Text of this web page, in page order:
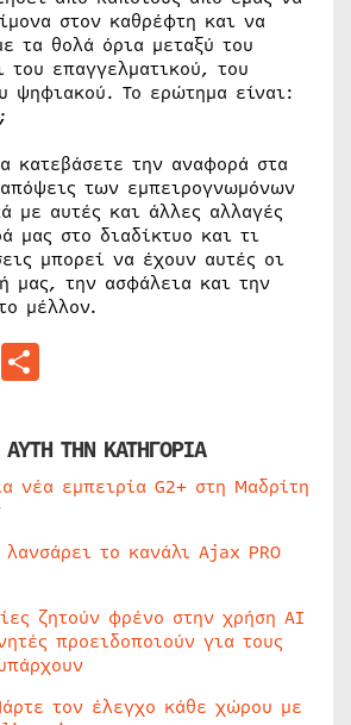
στον καθρέφτη και να
τα θολά όρια μεταξύ του
του επαγγελματικού, του
ψηφιακού. Το ερώτημα είναι:
κατεβάσετε την αναφορά στα
των εμπειρογνωμόνων
με αυτές και άλλες αλλαγές
μας στο διαδίκτυο και τι
μπορεί να έχουν αυτές οι
μας, την ασφάλεια και την
μέλλον.
Messenger
ΤΗΝ ΚΑΤΗΓΟΡΙΑ
νέα εμπειρία G2+ στη Μαδρίτη
το κανάλι Ajax PRO
ζητούν φρένο στην χρήση AI
προειδοποιούν για τους
τον έλεγχο κάθε χώρου με